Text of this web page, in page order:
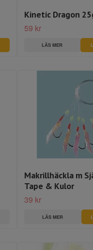
Kinetic Dragon
59 kr
LÄS MER
Makrillhäckla m
Tape & Kulor
39 kr
LÄS MER